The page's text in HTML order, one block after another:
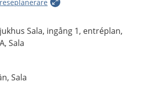
Sala, ingång 1, entréplan,
Sala
Sala